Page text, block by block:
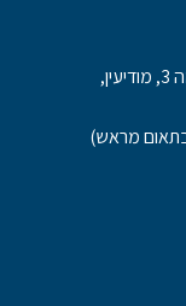
רח' דם המכבים 36, בניין רקיע, אגף A, קומה 3, מודיעין,